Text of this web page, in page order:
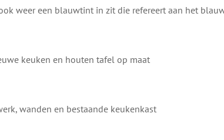
weer een blauwtint in zit die refereert aan het
keuken en houten tafel op maat
wanden en bestaande keukenkast